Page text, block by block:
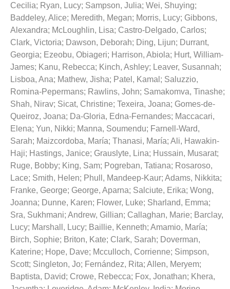
Cecilia; Ryan, Lucy; Sampson, Julia; Wei, Shuying;
Baddeley, Alice; Meredith, Megan; Morris, Lucy; Gibbons,
Alexandra; McLoughlin, Lisa; Castro-Delgado, Carlos;
Clark, Victoria; Dawson, Deborah; Ding, Lijun; Durrant,
Georgia; Ezeobu, Obiageri; Harrison, Abiola; Hurt, William-
James; Kanu, Rebecca; Kinch, Ashley; Leaver, Susannah;
Lisboa, Ana; Mathew, Jisha; Patel, Kamal ; Saluzzio,
Romina-Pepermans; Rawlins, John; Samakomva, Tinashe;
Shah, Nirav; Sicat, Christine; Texeira, Joana; Gomes-de-
Queiroz, Joana; Da-Gloria, Edna-Fernandes; Maccacari,
Elena; Yun, Nikki; Manna, Soumendu; Farnell-Ward,
Sarah; Maizcordoba, María; Thanasi, María; Ali, Hawakin-
Haji; Hastings, Janice; Grauslyte, Lina; Hussain, Musarat;
Ruge, Bobby; King, Sam; Pogreban, Tatiana; Rosaroso,
Lace; Smith, Helen; Phull, Mandeep-Kaur; Adams, Nikkita;
Franke, George; George, Aparna; Salciute, Erika; Wong,
Joanna; Dunne, Karen; Flower, Luke; Sharland, Emma;
Sra, Sukhmani; Andrew, Gillian; Callaghan, Marie; Barclay,
Lucy; Marshall, Lucy; Baillie, Kenneth; Amamio, María;
Birch, Sophie; Briton, Kate; Clark, Sarah; Doverman,
Katerine; Hope, Dave; Mcculloch, Corrienne; Simpson,
Scott; Singleton, Jo; Fernández, Rita; Allen, Meryem;
Baptista, David; Crowe, Rebecca; Fox, Jonathan; Khera,